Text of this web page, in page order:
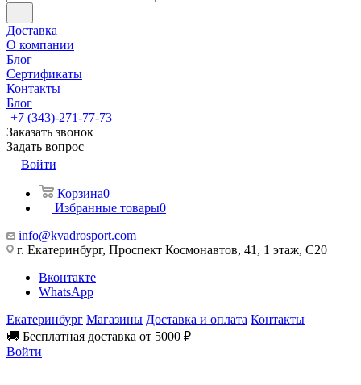
Доставка
О компании
Блог
Сертификаты
Контакты
Блог
+7 (343)-271-77-73
Заказать звонок
Задать вопрос
Войти
Корзина0
Избранные товары0
info@kvadrosport.com
г. Екатеринбург, Проспект Космонавтов, 41, 1 этаж, С20
Вконтакте
WhatsApp
Екатеринбург Магазины Доставка и оплата Контакты
🚚 Бесплатная доставка от 5000 ₽
Войти